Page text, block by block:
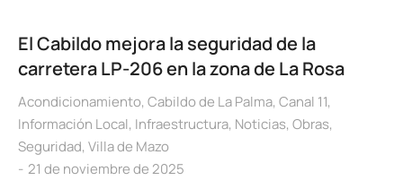
El Cabildo mejora la seguridad de la
carretera LP-206 en la zona de La Rosa
Acondicionamiento, Cabildo de La Palma, Canal 11,
Información Local, Infraestructura, Noticias, Obras,
Seguridad, Villa de Mazo
21 de noviembre de 2025